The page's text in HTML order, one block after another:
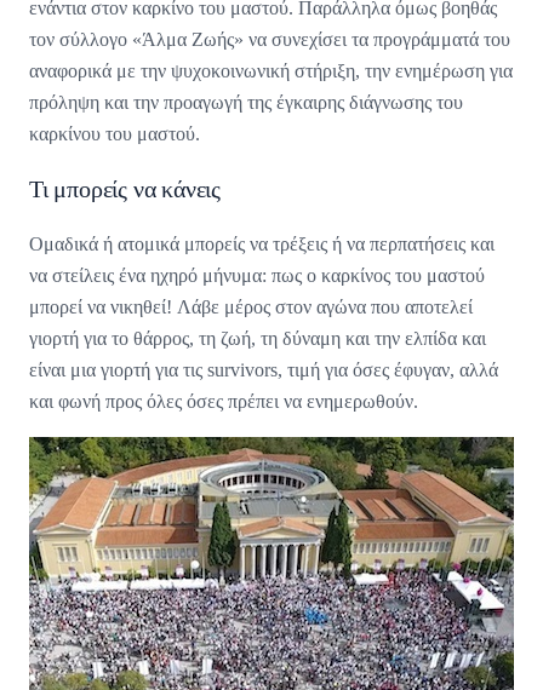
ενάντια στον καρκίνο του μαστού. Παράλληλα όμως βοηθάς
τον σύλλογο «Άλμα Ζωής» να συνεχίσει τα προγράμματά του
αναφορικά με την ψυχοκοινωνική στήριξη, την ενημέρωση για
πρόληψη και την προαγωγή της έγκαιρης διάγνωσης του
καρκίνου του μαστού.
Τι μπορείς να κάνεις
Ομαδικά ή ατομικά μπορείς να τρέξεις ή να περπατήσεις και
να στείλεις ένα ηχηρό μήνυμα: πως ο καρκίνος του μαστού
μπορεί να νικηθεί! Λάβε μέρος στον αγώνα που αποτελεί
γιορτή για το θάρρος, τη ζωή, τη δύναμη και την ελπίδα και
είναι μια γιορτή για τις survivors, τιμή για όσες έφυγαν, αλλά
και φωνή προς όλες όσες πρέπει να ενημερωθούν.